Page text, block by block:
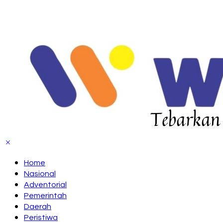
Home
Nasional
Adventorial
Pemerintah
Daerah
Peristiwa